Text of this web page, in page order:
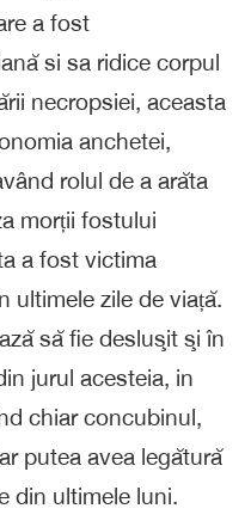
a fost
si sa ridice corpul
necropsiei, aceasta
anchetei,
rolul de a arăta
morții fostului
a fost victima
ultimele zile de viață.
să fie desluşit şi în
jurul acesteia, in
chiar concubinul,
putea avea legătură
din ultimele luni.